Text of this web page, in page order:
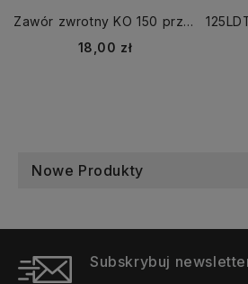
Zawór zwrotny KO 150 przepustnica
Cena
18,00 zł
Nowe Produkty
Subskrybuj